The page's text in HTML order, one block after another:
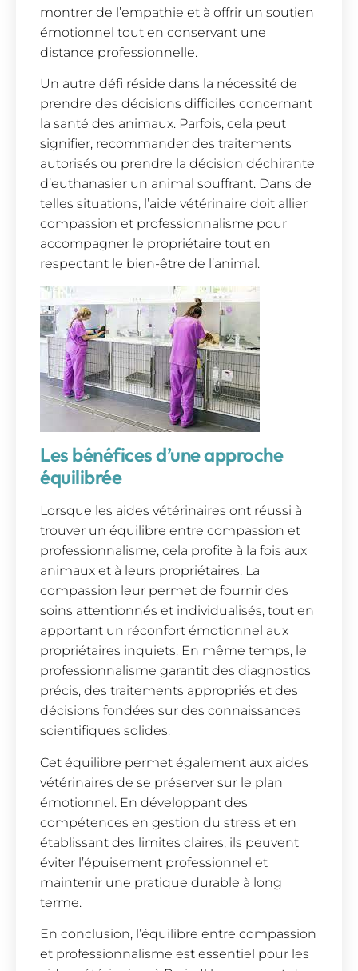
montrer de l’empathie et à offrir un soutien
émotionnel tout en conservant une
distance professionnelle.
Un autre défi réside dans la nécessité de
prendre des décisions difficiles concernant
la santé des animaux. Parfois, cela peut
signifier, recommander des traitements
autorisés ou prendre la décision déchirante
d’euthanasier un animal souffrant. Dans de
telles situations, l’aide vétérinaire doit allier
compassion et professionnalisme pour
accompagner le propriétaire tout en
respectant le bien-être de l’animal.
Les bénéfices d’une approche
équilibrée
Lorsque les aides vétérinaires ont réussi à
trouver un équilibre entre compassion et
professionnalisme, cela profite à la fois aux
animaux et à leurs propriétaires. La
compassion leur permet de fournir des
soins attentionnés et individualisés, tout en
apportant un réconfort émotionnel aux
propriétaires inquiets. En même temps, le
professionnalisme garantit des diagnostics
précis, des traitements appropriés et des
décisions fondées sur des connaissances
scientifiques solides.
Cet équilibre permet également aux aides
vétérinaires de se préserver sur le plan
émotionnel. En développant des
compétences en gestion du stress et en
établissant des limites claires, ils peuvent
éviter l’épuisement professionnel et
maintenir une pratique durable à long
terme.
En conclusion, l’équilibre entre compassion
et professionnalisme est essentiel pour les